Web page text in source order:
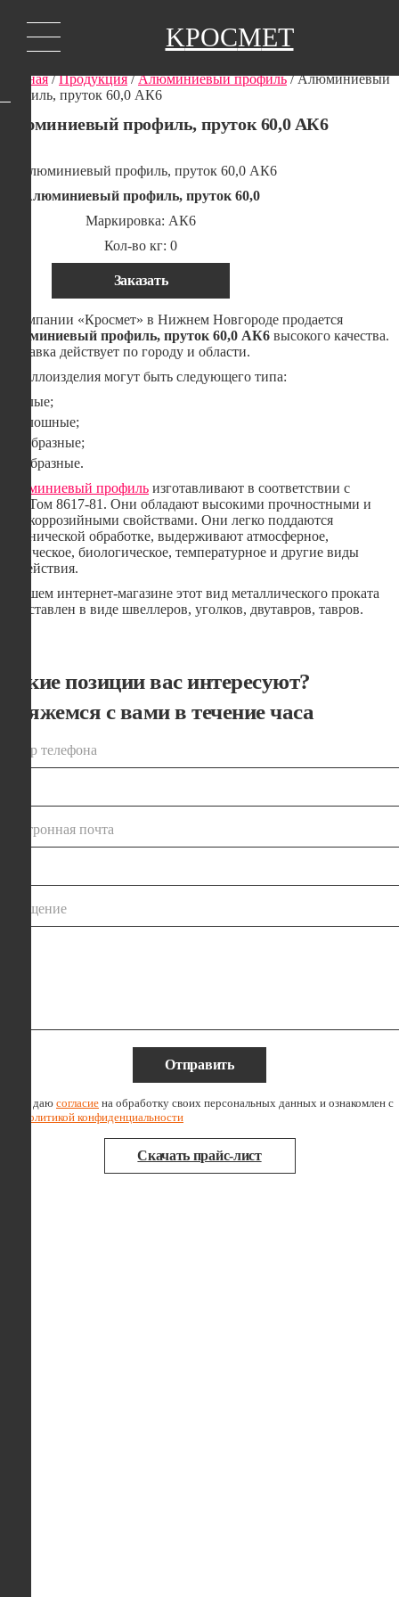
KРОСМЕТ
Главная/Продукция/Алюминиевый профиль/ Алюминиевый
профиль, пруток 60,0 АК6
Алюминиевый профиль, пруток 60,0 АК6
Алюминиевый профиль, пруток 60,0
Маркировка: АК6
Кол-во кг: 0
Заказать
В компании «Кросмет» в Нижнем Новгороде продается
Алюминиевый профиль, пруток 60,0 АК6 высокого качества.
Доставка действует по городу и области.
Металлоизделия могут быть следующего типа:
Полые;
Сплошные;
П-образные;
С-образные.
Алюминиевый профиль изготавливают в соответствии с
ГОСТом 8617-81. Они обладают высокими прочностными и
антикоррозийными свойствами. Они легко поддаются
механической обработке, выдерживают атмосферное,
химическое, биологическое, температурное и другие виды
воздействия.
В нашем интернет-магазине этот вид металлического проката
представлен в виде швеллеров, уголков, двутавров, тавров.
Какие позиции вас интересуют?
Свяжемся с вами в течение часа
номер телефона
электронная почта
сообщение
Скачать прайс-лист
Отправить
Я даю согласие на обработку своих персональных данных и ознакомлен с
политикой конфиденциальности